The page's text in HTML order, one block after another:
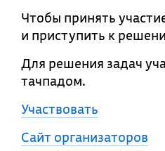
Чтобы принять
и приступить к
Для решения задач
тачпадом.
Участвовать
Сайт организаторов